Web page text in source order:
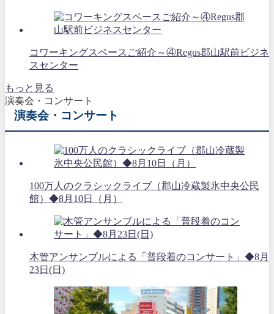
コワーキングスペースご紹介～④Regus郡山駅前ビジネ
スセンター
もっと見る
演奏会・コンサート
演奏会・コンサート
100万人のクラシックライブ（郡山冷蔵製氷中央公民
館）◆8月10日（月）
木管アンサンブルによる「普段着のコンサート」◆8月
23日(日)